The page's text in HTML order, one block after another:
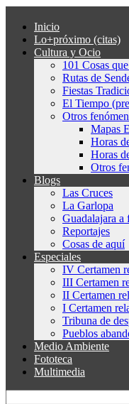
Inicio
Lo+próximo (citas)
Cultura y Ocio
101 Cosas
Rutas de
Fiestas
El Tiempo
Otros
Mapas
Horas
Horas
Otros
Blogs
Las Cruces
La Garlopa
Guadalajara a
Reportajes
Cosas de aquí
Especiales
IV Certamen
III Certamen
II Certamen
I Certamen
Tribuna de
Pueblos
Medio Ambiente
Fototeca
Multimedia